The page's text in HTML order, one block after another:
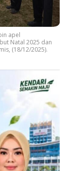
apel
Natal 2025 dan
(18/12/2025).